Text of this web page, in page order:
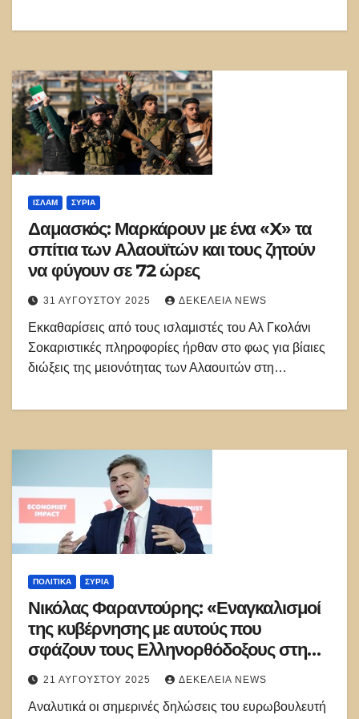
ΙΣΛΑΜ ΣΥΡΊΑ
Δαμασκός: Μαρκάρουν με ένα «X» τα
σπίτια των Αλαουϊτών και τους ζητούν
να φύγουν σε 72 ώρες
31 ΑΥΓΟΎΣΤΟΥ 2025 ΔΕΚΈΛΕΙΑ NEWS
Εκκαθαρίσεις από τους ισλαμιστές του Αλ Γκολάνι
Σοκαριστικές πληροφορίες ήρθαν στο φως για βίαιες
διώξεις της μειονότητας των Αλαουιτών στη…
ΠΟΛΙΤΙΚΑ ΣΥΡΊΑ
Νικόλας Φαραντούρης: «Εναγκαλισμοί
της κυβέρνησης με αυτούς που
σφάζουν τους Ελληνορθόδοξους στη
Συρία»
21 ΑΥΓΟΎΣΤΟΥ 2025 ΔΕΚΈΛΕΙΑ NEWS
Αναλυτικά οι σημερινές δηλώσεις του ευρωβουλευτή